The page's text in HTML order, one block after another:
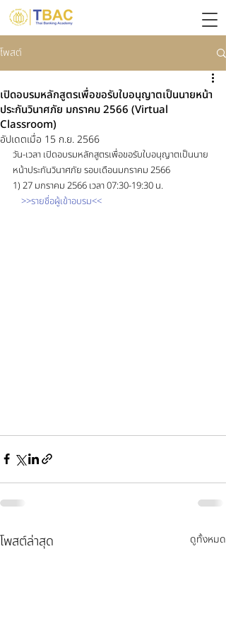
โพสต์
เปิดอบรมหลักสูตรเพื่อขอรับใบอนุญาตเป็นนายหน้า
ประกันวินาศภัย มกราคม 2566 (Virtual
Classroom)
อัปเดตเมื่อ 15 ก.ย. 2566
วัน-เวลา เปิดอบรมหลักสูตรเพื่อขอรับใบอนุญาตเป็นนาย
หน้าประกันวินาศภัย รอบเดือนมกราคม 2566
1) 27 มกราคม 2566 เวลา 07:30-19:30 น.
>>รายชื่อผู้เข้าอบรม<<
โพสต์ล่าสุด ดูทั้งหมด